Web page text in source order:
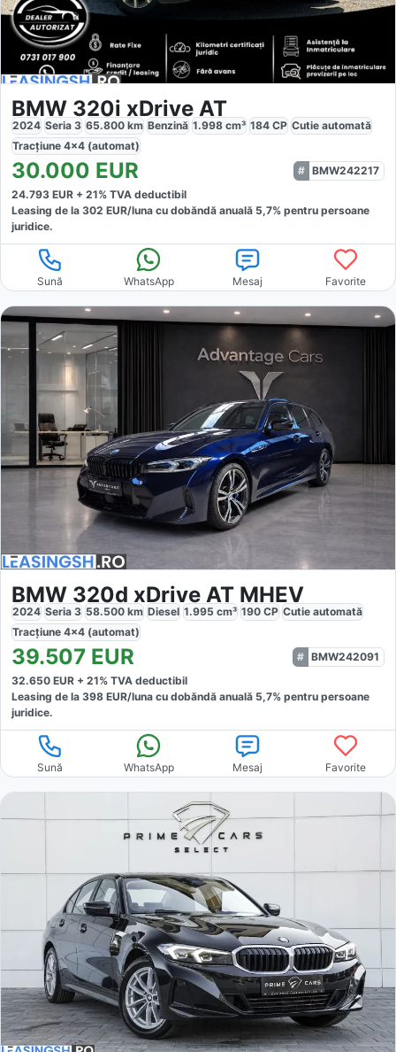
BMW 320i xDrive AT
2024 Seria 3 65.800 km Benzină 1.998 cm³ 184 CP Cutie automată
Tracțiune 4x4 (automat)
30.000 EUR
BMW242217
24.793 EUR + 21% TVA deductibil
Leasing de la 302 EUR/luna cu dobăndă anuală 5,7% pentru persoane
juridice.
Sună WhatsApp Mesaj Favorite
BMW 320d xDrive AT MHEV
2024 Seria 3 58.500 km Diesel 1.995 cm³ 190 CP Cutie automată
Tracțiune 4x4 (automat)
39.507 EUR
BMW242091
32.650 EUR + 21% TVA deductibil
Leasing de la 398 EUR/luna cu dobăndă anuală 5,7% pentru persoane
juridice.
Sună WhatsApp Mesaj Favorite